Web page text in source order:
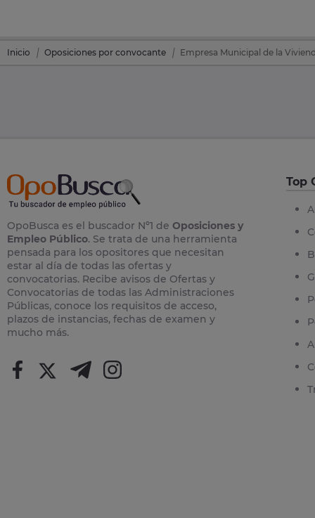
Inicio Oposiciones por convocante Empresa Municipal de la
OpoBusca es el buscador Nº1 de Oposiciones y
Empleo Público. Se trata de una herramienta
pensada para los opositores que necesitan
estar al día de todas las ofertas y
convocatorias. Recibe avisos de Ofertas y
Convocatorias de todas las Administraciones
Públicas, conoce los requisitos de acceso,
plazos de instancias, fechas de examen y
mucho más.
Top